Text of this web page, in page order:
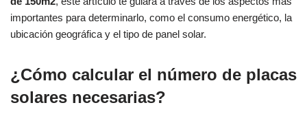
importantes para determinarlo, como el consumo energético, la
ubicación geográfica y el tipo de panel solar.
¿Cómo calcular el número de placas
solares necesarias?